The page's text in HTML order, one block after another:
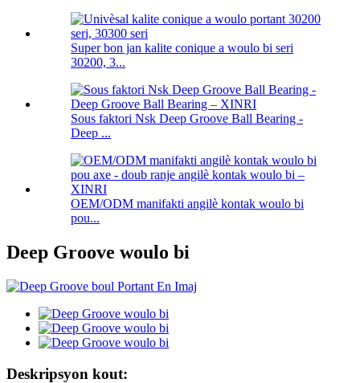
Super bon jan kalite conique a woulo bi seri
30200, 3...
Sous faktori Nsk Deep Groove Ball Bearing -
Deep ...
OEM/ODM manifakti angilè kontak woulo bi
pou...
Deep Groove woulo bi
Deskripsyon kout: